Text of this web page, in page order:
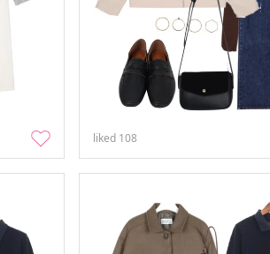
liked 108